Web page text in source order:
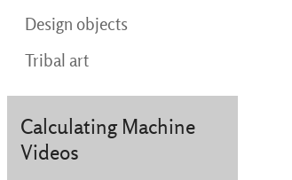
Design objects
Tribal art
Calculating Machine
Videos